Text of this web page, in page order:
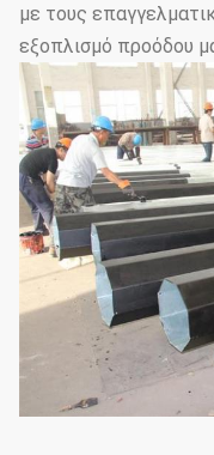
με τους
εξοπλισμό προόδου